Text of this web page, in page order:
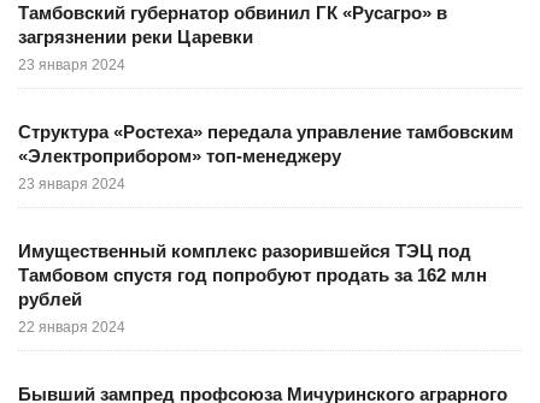
Тамбовский губернатор обвинил ГК «Русагро» в
загрязнении реки Царевки
23 января 2024
Структура «Ростеха» передала управление тамбовским
«Электроприбором» топ-менеджеру
23 января 2024
Имущественный комплекс разорившейся ТЭЦ под
Тамбовом спустя год попробуют продать за 162 млн
рублей
22 января 2024
Бывший зампред профсоюза Мичуринского аграрного